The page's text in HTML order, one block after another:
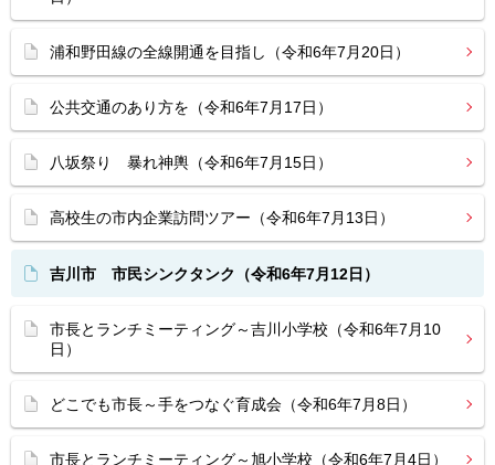
浦和野田線の全線開通を目指し（令和6年7月20日）
公共交通のあり方を（令和6年7月17日）
八坂祭り 暴れ神輿（令和6年7月15日）
高校生の市内企業訪問ツアー（令和6年7月13日）
吉川市 市民シンクタンク（令和6年7月12日）
市長とランチミーティング～吉川小学校（令和6年7月10
日）
どこでも市長～手をつなぐ育成会（令和6年7月8日）
市長とランチミーティング～旭小学校（令和6年7月4日）